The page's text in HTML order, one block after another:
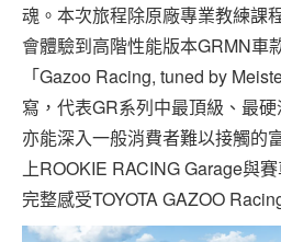
魂。本次旅程除原廠專業教練課
會體驗到高階性能版本GRMN車
「Gazoo Racing, tuned by
寫，代表GR系列中最頂級、最
亦能深入一般消費者難以接觸的
上ROOKIE RACING Garage與
完整感受TOYOTA GAZOO